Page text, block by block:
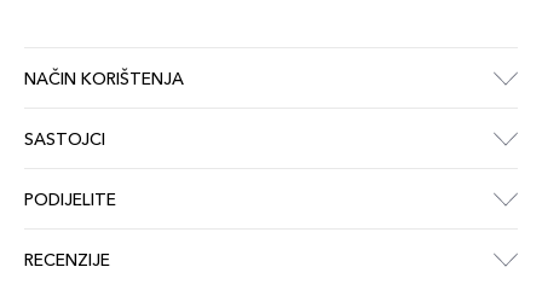
NAČIN KORIŠTENJA
SASTOJCI
PODIJELITE
RECENZIJE